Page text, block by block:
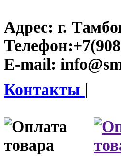
Адрес: г.
Телефон:
E-mail:
Контакты |